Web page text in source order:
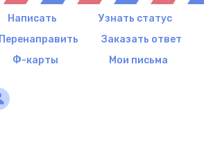
Написать
Узнать статус
Перенаправить
Заказать ответ
Ф-карты
Мои письма